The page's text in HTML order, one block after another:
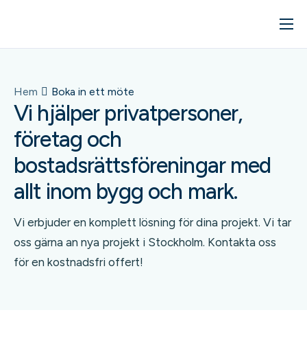
Om oss
Kunskapsbank
Kontakta oss
Boka in ett möte
Hem Boka in ett möte
Vi hjälper privatpersoner,
företag och
bostadsrättsföreningar med
allt inom bygg och mark.
Vi erbjuder en komplett lösning för dina projekt. Vi tar
oss gärna an nya projekt i Stockholm. Kontakta oss
för en kostnadsfri offert!